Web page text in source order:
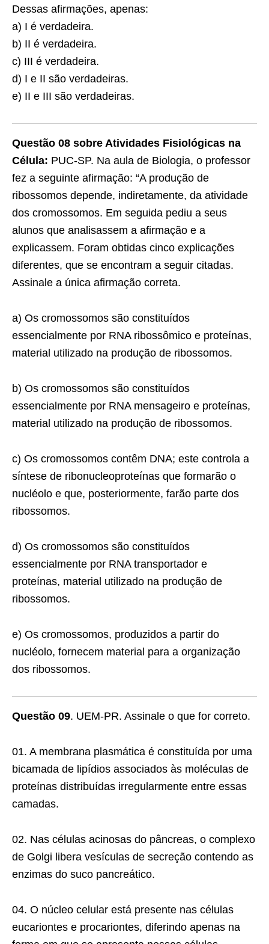
Dessas afirmações, apenas:
a) I é verdadeira.
b) II é verdadeira.
c) III é verdadeira.
d) I e II são verdadeiras.
e) II e III são verdadeiras.
Questão 08 sobre Atividades Fisiológicas na
Célula: PUC-SP. Na aula de Biologia, o professor
fez a seguinte afir­mação: “A produção de
ribossomos depende, indire­tamente, da atividade
dos cromossomos. Em seguida pediu a seus
alunos que analisassem a afirmação e a
explicassem. Foram obtidas cinco explicações
dife­rentes, que se encontram a seguir citadas.
Assinale a única afirmação correta.
a) Os cromossomos são constituídos
essencialmente por RNA ribossômico e proteínas,
material utilizado na produção de ribossomos.
b) Os cromossomos são constituídos
essencialmente por RNA mensageiro e proteínas,
material utilizado na produção de ribossomos.
c) Os cromossomos contêm DNA; este controla a
síntese de ribonucleoproteínas que formarão o
nucléolo e que, posteriormente, farão parte dos
ribossomos.
d) Os cromossomos são constituídos
essencialmente por RNA transportador e
proteínas, material utili­zado na produção de
ribossomos.
e) Os cromossomos, produzidos a partir do
nucléolo, fornecem material para a organização
dos ribos­somos.
Questão 09. UEM-PR. Assinale o que for correto.
01. A membrana plasmática é constituída por uma
bicamada de lipídios associados às moléculas de
proteínas distribuídas irregularmente entre essas
camadas.
02. Nas células acinosas do pâncreas, o complexo
de Golgi libera vesículas de secreção contendo as
enzimas do suco pancreático.
04. O núcleo celular está presente nas células
euca­riontes e procariontes, diferindo apenas na